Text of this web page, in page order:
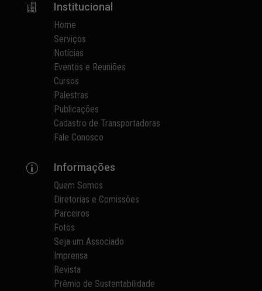
 Institucional
Home
Serviços
Notícias
Eventos e Reuniões
Cursos
Palestras
Publicações
Cadastro de Transportadoras
Fale Conosco
p Informações
Quem Somos
Diretorias e Comissões
Parceiros
Fotos
Seja um Associado
Imprensa
Revista
Prêmio de Sustentabilidade